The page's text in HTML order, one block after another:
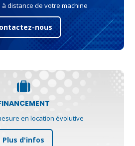
à distance de votre machine
nous
en location évolutive
Plus d'infos